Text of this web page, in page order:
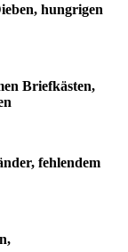
hungrigen
Briefkästen,
fehlendem